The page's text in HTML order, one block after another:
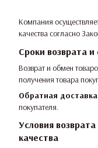
Компания
качества согласно
Сроки возврата
Возврат и обмен
получения товара
Обратная
покупателя.
Условия
качества